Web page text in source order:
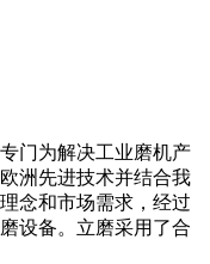
门为解决工业磨机产
洲先进技术并结合我
念和市场需求，经过
设备。立磨采用了合